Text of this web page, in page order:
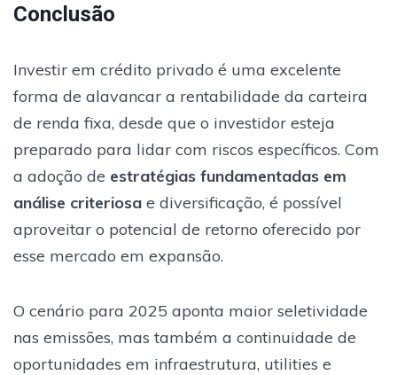
Conclusão
Investir em crédito privado é uma excelente
forma de alavancar a rentabilidade da carteira
de renda fixa, desde que o investidor esteja
preparado para lidar com riscos específicos. Com
a adoção de estratégias fundamentadas em
análise criteriosa e diversificação, é possível
aproveitar o potencial de retorno oferecido por
esse mercado em expansão.
O cenário para 2025 aponta maior seletividade
nas emissões, mas também a continuidade de
oportunidades em infraestrutura, utilities e